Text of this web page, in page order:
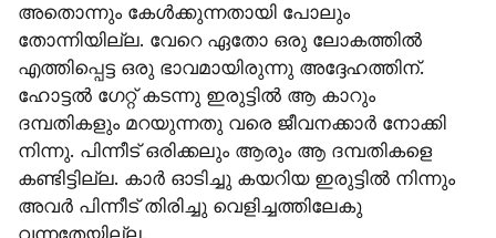
അതൊന്നും കേൾക്കുന്നതായി പോലും
തോന്നിയില്ല. വേറെ ഏതോ ഒരു ലോകത്തിൽ
എത്തിപ്പെട്ട ഒരു ഭാവമായിരുന്നു അദ്ദേഹത്തിന്.
ഹോട്ടൽ ഗേറ്റ് കടന്നു ഇരുട്ടിൽ ആ കാറും
ദമ്പതികളും മറയുന്നതു വരെ ജീവനക്കാർ നോക്കി
നിന്നു. പിന്നീട് ഒരിക്കലും ആരും ആ ദമ്പതികളെ
കണ്ടിട്ടില്ല. കാർ ഓടിച്ചു കയറിയ ഇരുട്ടിൽ നിന്നും
അവർ പിന്നീട് തിരിച്ചു വെളിച്ചത്തിലേകു